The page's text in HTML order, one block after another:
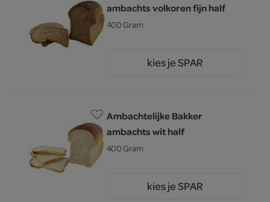
ambachts volkoren fijn half
400 Gram
kies je SPAR
Ambachtelijke Bakker
ambachts wit half
400 Gram
kies je SPAR